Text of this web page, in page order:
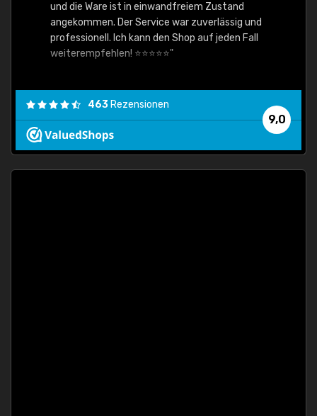
und die Ware ist in einwandfreiem Zustand
angekommen. Der Service war zuverlässig und
professionell. Ich kann den Shop auf jeden Fall
weiterempfehlen! ⭐⭐⭐⭐⭐"
9,0
463 Rezensionen